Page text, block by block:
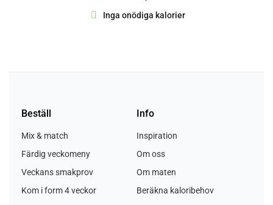
Inga onödiga kalorier
Beställ
Mix & match
Färdig veckomeny
Veckans smakprov
Kom i form 4 veckor
Info
Inspiration
Om oss
Om maten
Beräkna kaloribehov